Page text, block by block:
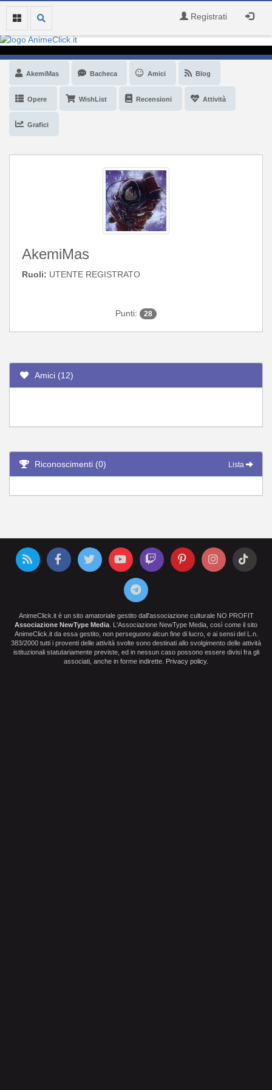
Registrati
AkemiMas Bacheca Amici Blog
Opere WishList Recensioni Attività
Grafici
AkemiMas
Ruoli: UTENTE REGISTRATO
Punti: 28
Amici (12)
Riconoscimenti (0) Lista
AnimeClick.it è un sito amatoriale gestito dall'associazione culturale NO PROFIT
Associazione NewType Media . L'Associazione NewType Media, così come il sito
AnimeClick.it da essa gestito, non perseguono alcun fine di lucro, e ai sensi del L.n.
383/2000 tutti i proventi delle attività svolte sono destinati allo svolgimento delle attività
istituzionali statutariamente previste, ed in nessun caso possono essere divisi fra gli
associati, anche in forme indirette.
Privacy policy.